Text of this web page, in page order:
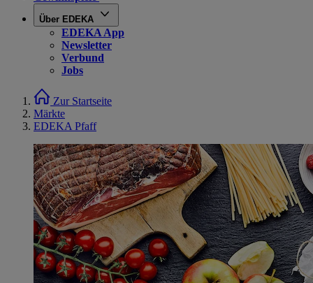
Über EDEKA
EDEKA App
Newsletter
Verbund
Jobs
Zur Startseite
Märkte
EDEKA Pfaff